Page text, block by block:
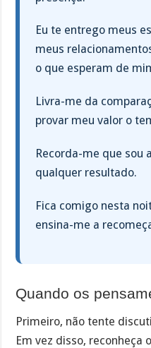
Eu te entrego meus
meus
o que esperam de
Livra-me da
provar meu valor o
Recorda-me que sou
qualquer resultado.
Fica comigo nesta
ensina-me a
Quando os
Primeiro, não tente
Em vez disso, reconheça